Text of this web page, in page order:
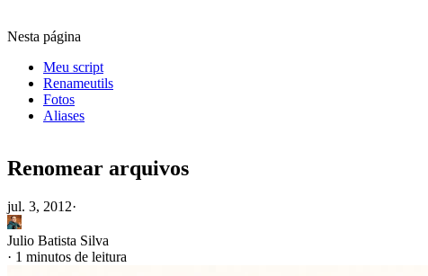
Nesta página
Meu script
Renameutils
Fotos
Aliases
Renomear arquivos
jul. 3, 2012·
Julio Batista Silva
· 1 minutos de leitura